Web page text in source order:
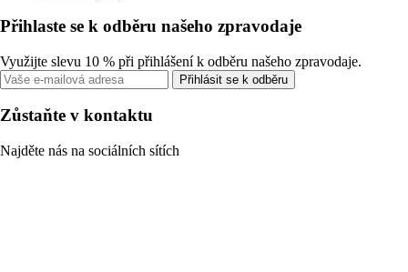
Přihlaste se k odběru našeho zpravodaje
Využijte slevu 10 % při přihlášení k odběru našeho zpravodaje.
Přihlásit se k odběru
Zůstaňte v kontaktu
Najděte nás na sociálních sítích